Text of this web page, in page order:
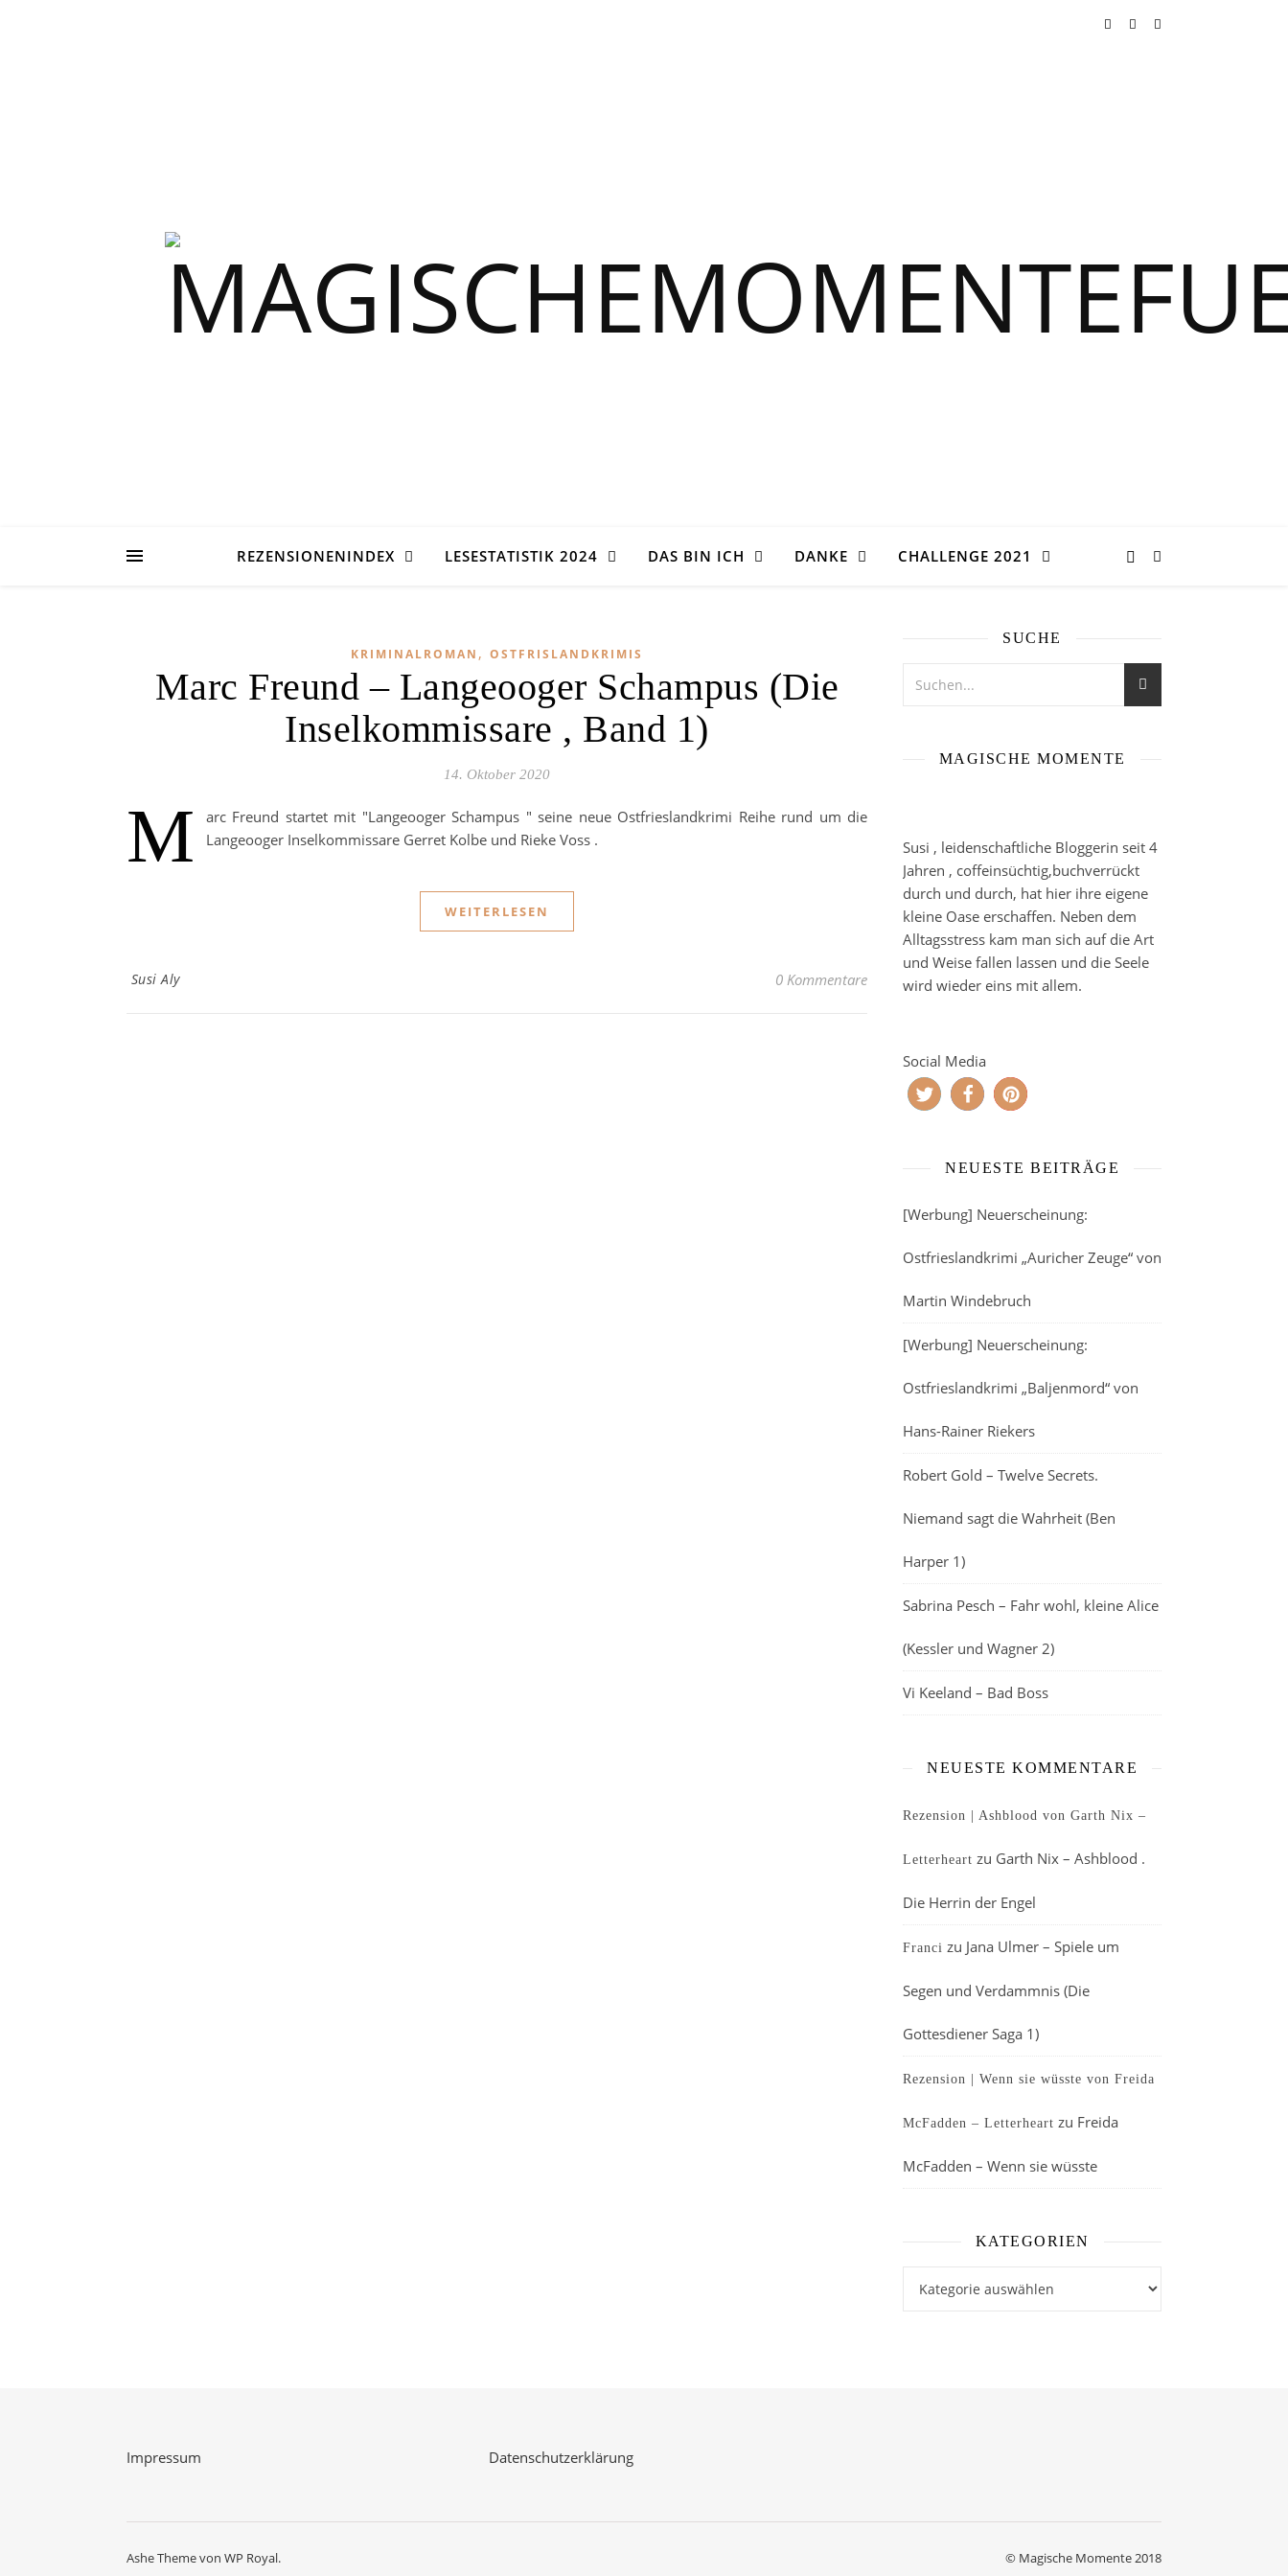
REZENSIONENINDEX LESESTATISTIK 2024 DAS BIN ICH DANKE CHALLENGE 2021
KRIMINALROMAN , OSTFRISLANDKRIMIS
Marc Freund – Langeooger Schampus (Die
Inselkommissare , Band 1)
14. Oktober 2020
M
arc Freund startet mit "Langeooger Schampus " seine neue Ostfrieslandkrimi Reihe rund um die
Langeooger Inselkommissare Gerret Kolbe und Rieke Voss .
WEITERLESEN
Susi Aly 0 Kommentare
SUCHE
MAGISCHE MOMENTE
Susi , leidenschaftliche Bloggerin seit 4
Jahren , coffeinsüchtig,buchverrückt
durch und durch, hat hier ihre eigene
kleine Oase erschaffen. Neben dem
Alltagsstress kam man sich auf die Art
und Weise fallen lassen und die Seele
wird wieder eins mit allem.
Social Media
NEUESTE BEITRÄGE
[Werbung] Neuerscheinung:
Ostfrieslandkrimi „Auricher Zeuge“ von
Martin Windebruch
[Werbung] Neuerscheinung:
Ostfrieslandkrimi „Baljenmord“ von
Hans-Rainer Riekers
Robert Gold – Twelve Secrets.
Niemand sagt die Wahrheit (Ben
Harper 1)
Sabrina Pesch – Fahr wohl, kleine Alice
(Kessler und Wagner 2)
Vi Keeland – Bad Boss
NEUESTE KOMMENTARE
Rezension | Ashblood von Garth Nix –
Letterheart zu Garth Nix – Ashblood .
Die Herrin der Engel
Franci zu Jana Ulmer – Spiele um
Segen und Verdammnis (Die
Gottesdiener Saga 1)
Rezension | Wenn sie wüsste von Freida
McFadden – Letterheart zu Freida
McFadden – Wenn sie wüsste
KATEGORIEN
Impressum Datenschutzerklärung
© Magische Momente 2018
Ashe Theme von WP Royal.